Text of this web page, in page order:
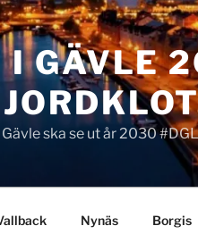
I GÄVLE
ska se ut år 2030
Nynäs Borgis